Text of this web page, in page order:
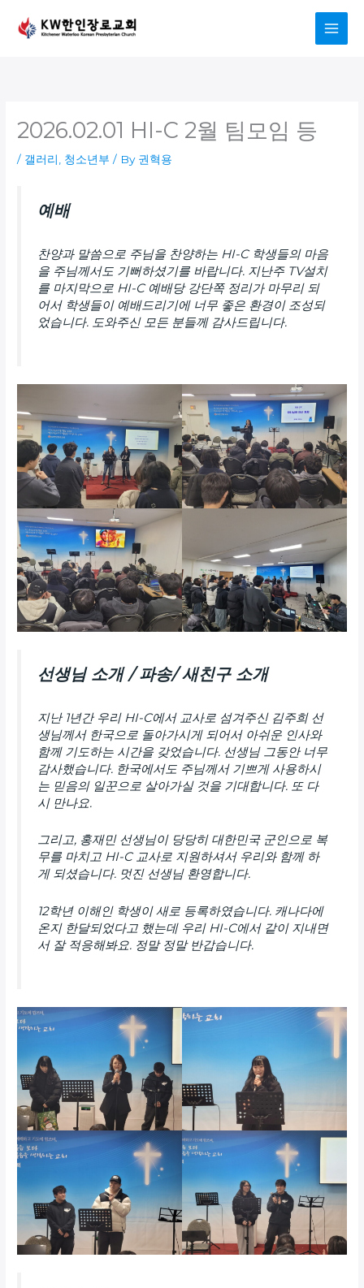
content
2026.02.01 HI-C 2월 팀모임 등
/ 갤러리, 청소년부 / By 권혁용
예배
찬양과 말씀으로 주님을 찬양하는 HI-C 학생들의 마음
을 주님께서도 기뻐하셨기를 바랍니다. 지난주 TV설치
를 마지막으로 HI-C 예배당 강단쪽 정리가 마무리 되
어서 학생들이 예배드리기에 너무 좋은 환경이 조성되
었습니다. 도와주신 모든 분들께 감사드립니다.
선생님 소개 / 파송/ 새친구 소개
지난 1년간 우리 HI-C에서 교사로 섬겨주신 김주희 선
생님께서 한국으로 돌아가시게 되어서 아쉬운 인사와
함께 기도하는 시간을 갖었습니다. 선생님 그동안 너무
감사했습니다. 한국에서도 주님께서 기쁘게 사용하시
는 믿음의 일꾼으로 살아가실 것을 기대합니다. 또 다
시 만나요.
그리고, 홍재민 선생님이 당당히 대한민국 군인으로 복
무를 마치고 HI-C 교사로 지원하셔서 우리와 함께 하
게 되셨습니다. 멋진 선생님 환영합니다.
12학년 이해인 학생이 새로 등록하였습니다. 캐나다에
온지 한달되었다고 했는데 우리 HI-C에서 같이 지내면
서 잘 적응해봐요. 정말 정말 반갑습니다.